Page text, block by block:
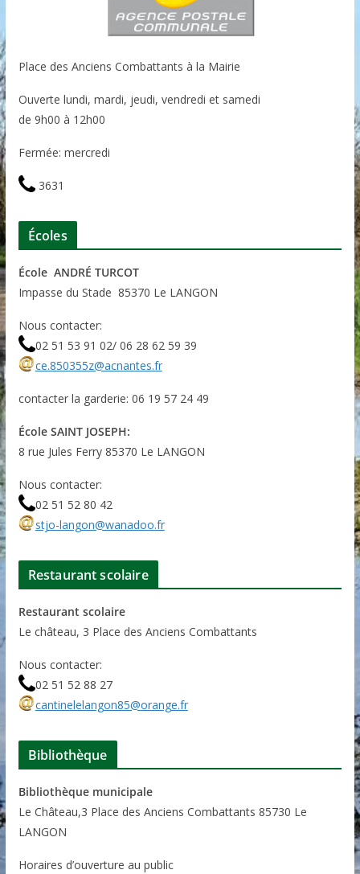
Place des Anciens Combattants à la Mairie
Ouverte lundi, mardi, jeudi, vendredi et samedi
de 9h00 à 12h00
Fermée: mercredi
3631
Écoles
École ANDRÉ TURCOT
Impasse du Stade 85370 Le LANGON
Nous contacter:
02 51 53 91 02/ 06 28 62 59 39
ce.850355z@acnantes.fr
contacter la garderie: 06 19 57 24 49
École SAINT JOSEPH:
8 rue Jules Ferry 85370 Le LANGON
Nous contacter:
02 51 52 80 42
stjo-langon@wanadoo.fr
Restaurant scolaire
Restaurant scolaire
Le château, 3 Place des Anciens Combattants
Nous contacter:
02 51 52 88 27
cantinelelangon85@orange.fr
Bibliothèque
Bibliothèque municipale
Le Château,3 Place des Anciens Combattants 85730 Le
LANGON
Horaires d’ouverture au public